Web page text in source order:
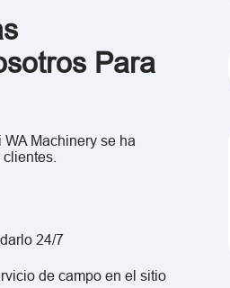
Para
Machinery se ha
24/7
de campo en el sitio